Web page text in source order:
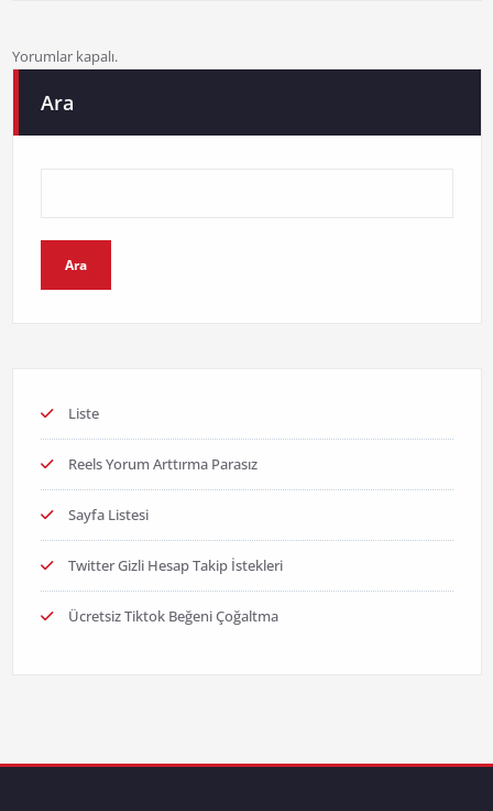
Yorumlar kapalı.
Ara
Ara
Liste
Reels Yorum Arttırma Parasız
Sayfa Listesi
Twitter Gizli Hesap Takip İstekleri
Ücretsiz Tiktok Beğeni Çoğaltma